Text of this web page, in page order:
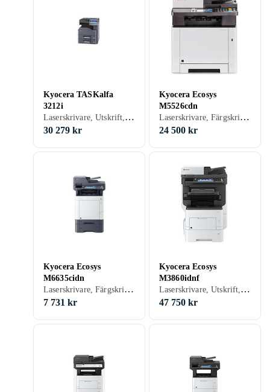
Kyocera TASKalfa
3212i
Laserskrivare, Utskrift, Skanna, USB, RJ-45 (Ethernet), Wi-Fi, Pekskärm, Scanna till e-post
30 279 kr
Kyocera Ecosys
M5526cdn
Laserskrivare, Färgskrivare, Utskrift, Skanna, Kopiering, Fax, USB, RJ-45 (Ethernet), Minneskortsläsare, Pekskärm, Scanna till e-post
24 500 kr
Kyocera Ecosys
M6635cidn
Laserskrivare, Färgskrivare, Utskrift, Skanna, Kopiering, Fax, USB, RJ-45 (Ethernet), Minneskortsläsare, Pekskärm, Scanna till e-post
7 731 kr
Kyocera Ecosys
M3860idnf
Laserskrivare, Utskrift, Skanna, Kopiering, Fax, USB, RJ-45 (Ethernet), Wi-Fi, Pekskärm
47 750 kr